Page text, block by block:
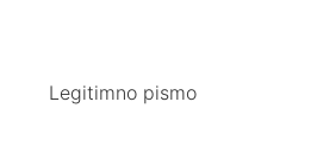
Legitimno pismo